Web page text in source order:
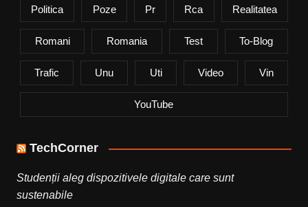
Politica Poze Pr Rca Realitatea
Romani Romania Test To-Blog
Trafic Unu Uti Video Vin
YouTube
TechCorner
Studenții aleg dispozitivele digitale care sunt
sustenabile